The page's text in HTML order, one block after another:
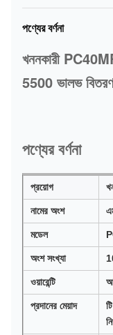
পণ্যের বর্ণনা
খননকারী
5500 ভালভ
পণ্যের বর্ণনা
প্রয়োগ
নামের অংশ
মডেল
অংশ সংখ্যা
ওয়ারেন্টি
প্রদানের মেয়াদ